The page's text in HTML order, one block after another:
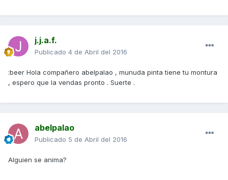
j.j.a.f.
Publicado 4 de Abril del 2016
:beer Hola compañero abelpalao , munuda pinta tiene tu montura
, espero que la vendas pronto . Suerte .
abelpalao
Publicado 5 de Abril del 2016
Alguien se anima?